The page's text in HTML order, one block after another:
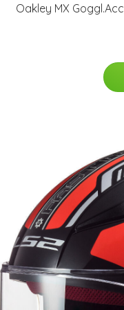
Oakley MX